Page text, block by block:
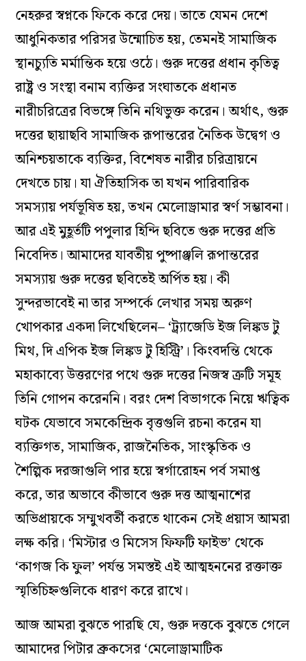
নেহরুর স্বপ্নকে ফিকে করে দেয়। তাতে যেমন দেশে
আধুনিকতার পরিসর উন্মোচিত হয়, তেমনই সামাজিক
স্থানচ‌্যুতি মর্মান্তিক হয়ে ওঠে। গুরু দত্তের প্রধান কৃতিত্ব
রাষ্ট্র ও সংস্থা বনাম ব‌্যক্তির সংঘাতকে প্রধানত
নারীচরিত্রের বিভঙ্গে তিনি নথিভুক্ত করেন। অর্থাৎ, গুরু
দত্তের ছায়াছবি সামাজিক রূপান্তরের নৈতিক উদ্বেগ ও
অনিশ্চয়তাকে ব‌্যক্তির, বিশেষত নারীর চরিত্রায়নে
দেখতে চায়। যা ঐতিহাসিক তা যখন পারিবারিক
সমস‌্যায় পর্যভূষিত হয়, তখন মেলোড্রামার স্বর্ণ সম্ভাবনা।
আর এই মুহূর্তটি পপুলার হিন্দি ছবিতে গুরু দত্তের প্রতি
নিবেদিত। আমাদের যাবতীয় পুষ্পাঞ্জলি রূপান্তরের
সমস‌্যায় গুরু দত্তের ছবিতেই অর্পিত হয়। কী
সুন্দরভাবেই না তার সম্পর্কে লেখার সময় অরুণ
খোপকার একদা লিখেছিলেন– ‘ট্র্যাজেডি ইজ লিঙ্কড টু
মিথ, দি এপিক ইজ লিঙ্কড টু হিস্ট্রি’। কিংবদন্তি থেকে
মহাকাব‌্যে উত্তরণের পথে গুরু দত্তের নিজস্ব ত্রুটি সমূহ
তিনি গোপন করেননি। বরং দেশ বিভাগকে নিয়ে ঋত্বিক
ঘটক যেভাবে সমকেন্দ্রিক বৃত্তগুলি রচনা করেন যা
ব‌্যক্তিগত, সামাজিক, রাজনৈতিক, সাংস্কৃতিক ও
শৈল্পিক দরজাগুলি পার হয়ে স্বর্গারোহন পর্ব সমাপ্ত
করে, তার অভাবে কীভাবে গুরু দত্ত আত্মনাশের
অভিপ্রায়কে সম্মুখবর্তী করতে থাকেন সেই প্রয়াস আমরা
লক্ষ করি। ‘মিস্টার ও মিসেস ফিফটি ফাইভ’ থেকে
‘কাগজ কি ফুল’ পর্যন্ত সমস্তই এই আত্মহননের রক্তাক্ত
স্মৃতিচিহ্নগুলিকে ধারণ করে রাখে।
আজ আমরা বুঝতে পারছি যে, গুরু দত্তকে বুঝতে গেলে
আমাদের পিটার ব্রুকসের ‘মেলোড্রামাটিক